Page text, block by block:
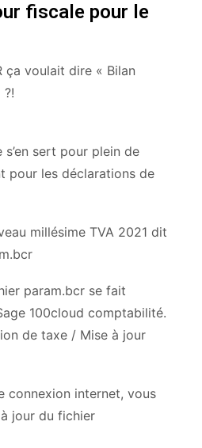
fiscale pour le
ça voulait dire « Bilan
s’en sert pour plein de
pour les déclarations de
millésime TVA 2021 dit
param.bcr se fait
100cloud comptabilité.
de taxe / Mise à jour
connexion internet, vous
jour du fichier